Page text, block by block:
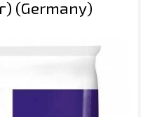
(Germany)